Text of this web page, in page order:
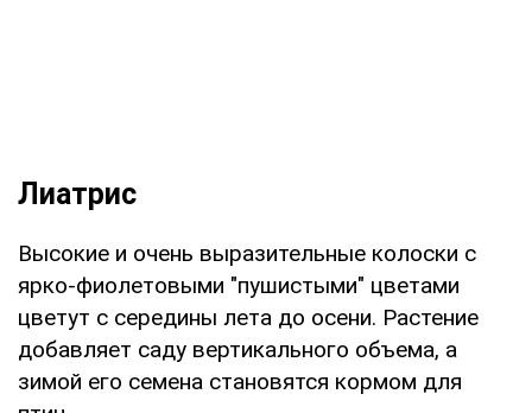
Лиатрис
Высокие и очень выразительные колоски с
ярко-фиолетовыми "пушистыми" цветами
цветут с середины лета до осени. Растение
добавляет саду вертикального объема, а
зимой его семена становятся кормом для